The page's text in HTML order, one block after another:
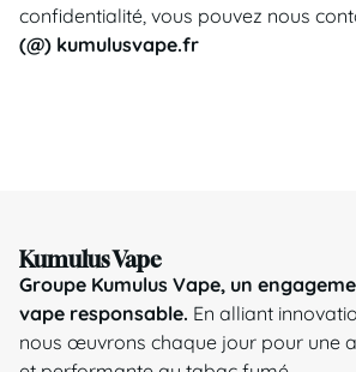
confidentialité, vous pouvez nous
(@) kumulusvape.fr
Kumulus Vape
Groupe Kumulus Vape, un
vape responsable. En alliant
nous œuvrons chaque jour pour une